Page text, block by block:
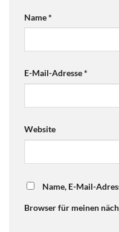
Name*
E-Mail-Adresse*
Website
Name, E-Mail-
Browser für meinen